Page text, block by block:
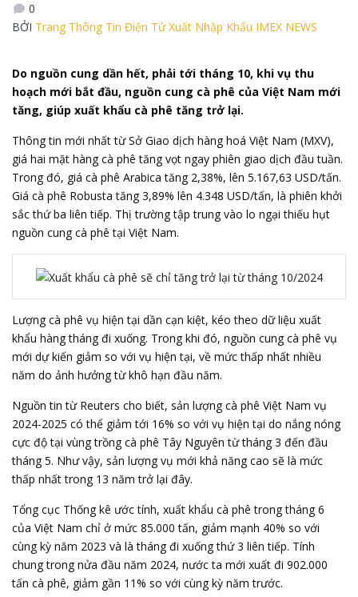
0
BỞI Trang Thông Tin Điện Tử Xuất Nhập Khẩu IMEX NEWS
Do nguồn cung dần hết, phải tới tháng 10, khi vụ thu
hoạch mới bắt đầu, nguồn cung cà phê của Việt Nam mới
tăng, giúp xuất khẩu cà phê tăng trở lại.
Thông tin mới nhất từSở Giao dịch hàng hoá Việt Nam (MXV),
giá hai mặt hàng cà phê tăng vọt ngay phiên giao dịch đầu tuần.
Trong đó, giá cà phê Arabica tăng 2,38%, lên 5.167,63 USD/tấn.
Giá cà phê Robusta tăng 3,89% lên 4.348 USD/tấn, là phiên khởi
sắc thứ ba liên tiếp. Thị trường tập trung vào lo ngại thiếu hụt
nguồn cung cà phê tại Việt Nam.
Lượng cà phê vụ hiện tại dần cạn kiệt, kéo theo dữ liệu xuất
khẩu hàng tháng đi xuống. Trong khi đó, nguồn cung cà phê vụ
mới dự kiến giảm so với vụ hiện tại, về mức thấp nhất nhiều
năm do ảnh hưởng từ khô hạn đầu năm.
Nguồn tin từ Reuters cho biết, sản lượng cà phê Việt Nam vụ
2024-2025 có thể giảm tới 16% so với vụ hiện tại do nắng nóng
cực độ tại vùng trồng cà phê Tây Nguyên từ tháng 3 đến đầu
tháng 5. Như vậy, sản lượng vụ mới khả năng cao sẽ là mức
thấp nhất trong 13 năm trở lại đây.
Tổng cục Thống kê ước tính, xuất khẩu cà phê trong tháng 6
của Việt Nam chỉ ở mức 85.000 tấn, giảm mạnh 40% so với
cùng kỳ năm 2023 và là tháng đi xuống thứ 3 liên tiếp. Tính
chung trong nửa đầu năm 2024, nước ta mới xuất đi 902.000
tấn cà phê, giảm gần 11% so với cùng kỳ năm trước.